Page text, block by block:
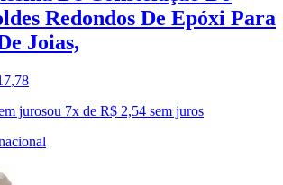
Redondos De Epóxi Para
Joias,
,78
jurosou 7x de R$ 2,54 sem juros